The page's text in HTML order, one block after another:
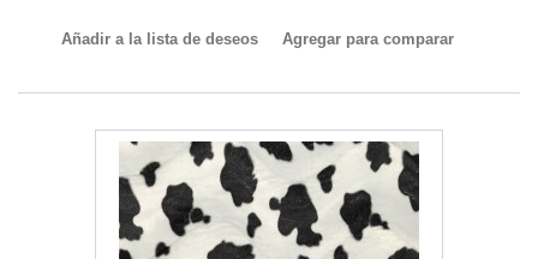
Añadir a la lista de deseos Agregar para comparar